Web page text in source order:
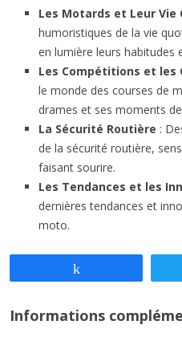
Les Motards et Leur Vie
humoristiques de la vie
en lumière leurs habitudes
Les Compétitions et les
le monde des courses de
drames et ses moments
La Sécurité Routière :
de la sécurité routière,
faisant sourire.
Les Tendances et les
dernières tendances et
moto.
Informations